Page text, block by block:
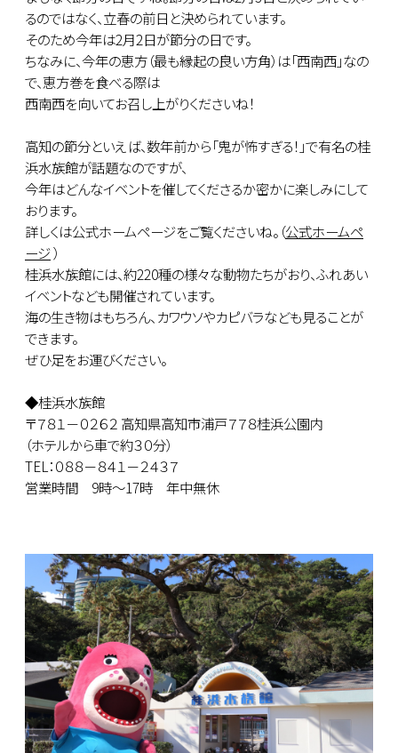
るのではなく、立春の前日と決められています。
そのため今年は2月2日が節分の日です。
ちなみに、今年の恵方（最も縁起の良い方角）は「西南西」なの
で、恵方巻を食べる際は
西南西を向いてお召し上がりくださいね！
高知の節分といえば、数年前から「鬼が怖すぎる！」で有名の桂
浜水族館が話題なのですが、
今年はどんなイベントを催してくださるか密かに楽しみにして
おります。
詳しくは公式ホームページをご覧くださいね。（公式ホームペ
ージ）
桂浜水族館には、約220種の様々な動物たちがおり、ふれあい
イベントなども開催されています。
海の生き物はもちろん、カワウソやカピバラなども見ることが
できます。
ぜひ足をお運びください。
◆桂浜水族館
〒７８１－０２６２ 高知県高知市浦戸７７８桂浜公園内
（ホテルから車で約３０分）
TEL：０８８－８４１－２４３７
営業時間 9時～17時 年中無休